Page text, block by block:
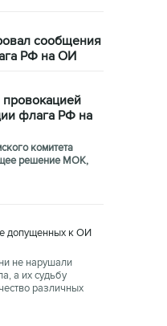
сообщения
РФ на ОИ
провокацией
флага РФ на
комитета
решение МОК,
допущенных к ОИ
не нарушали
а их судьбу
различных